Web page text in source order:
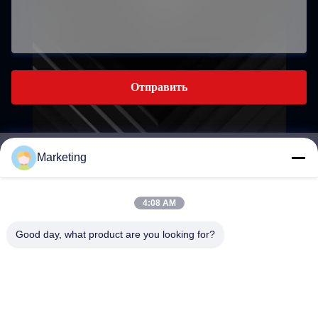
Отправить
marketing@hwashi.com
Marketing
4:08 AM
Good day, what product are you looking for?